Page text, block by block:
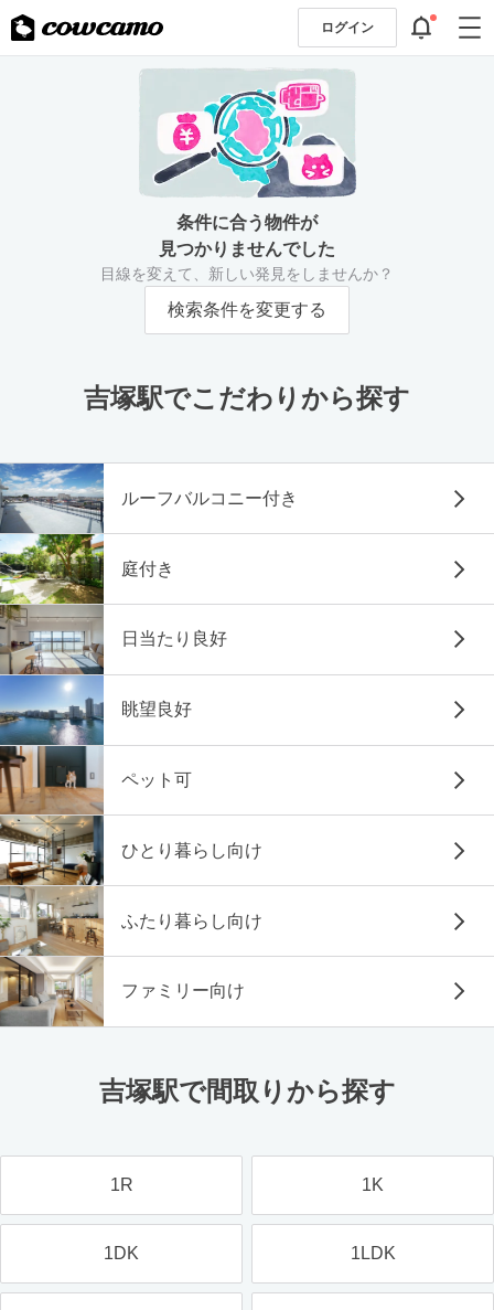
ログイン
条件に合う物件が
見つかりませんでした
目線を変えて、新しい発見をしませんか？
検索条件を変更する
吉塚駅でこだわりから探す
ルーフバルコニー付き
庭付き
日当たり良好
眺望良好
ペット可
ひとり暮らし向け
ふたり暮らし向け
ファミリー向け
吉塚駅で間取りから探す
1R 1K
1DK 1LDK